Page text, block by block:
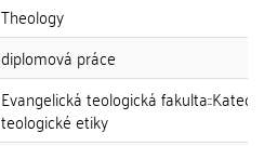
Theology
diplomová práce
Evangelická teologická
teologické etiky